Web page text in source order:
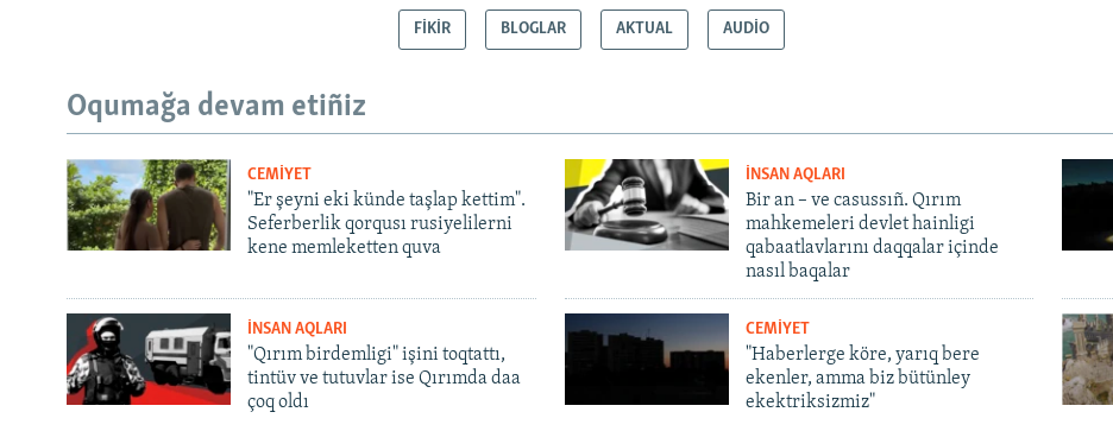
FİKİR BLOGLAR AKTUAL AUDİO
Oqumağa devam etiñiz
CEMİYET
"Er şeyni eki künde taşlap kettim".
Seferberlik qorqusı rusiyelilerni
kene memleketten quva
İNSAN AQLARI
Bir an – ve casussıñ. Qırım
mahkemeleri devlet hainligi
qabaatlavlarını daqqalar içinde
nasıl baqalar
İNSAN AQLARI
"Qırım birdemligi" işini toqtattı,
tintüv ve tutuvlar ise Qırımda daa
çoq oldı
CEMİYET
"Haberlerge köre, yarıq bere
ekenler, amma biz bütünley
ekektriksizmiz"